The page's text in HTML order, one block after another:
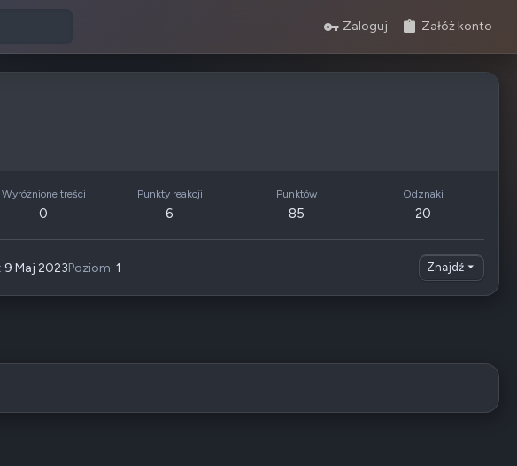
Zaloguj Załóż konto
Wyróżnione treści
0
Punkty reakcji
6
Punktów
85
Odznaki
20
9 Maj 2023Poziom 1 Znajdź